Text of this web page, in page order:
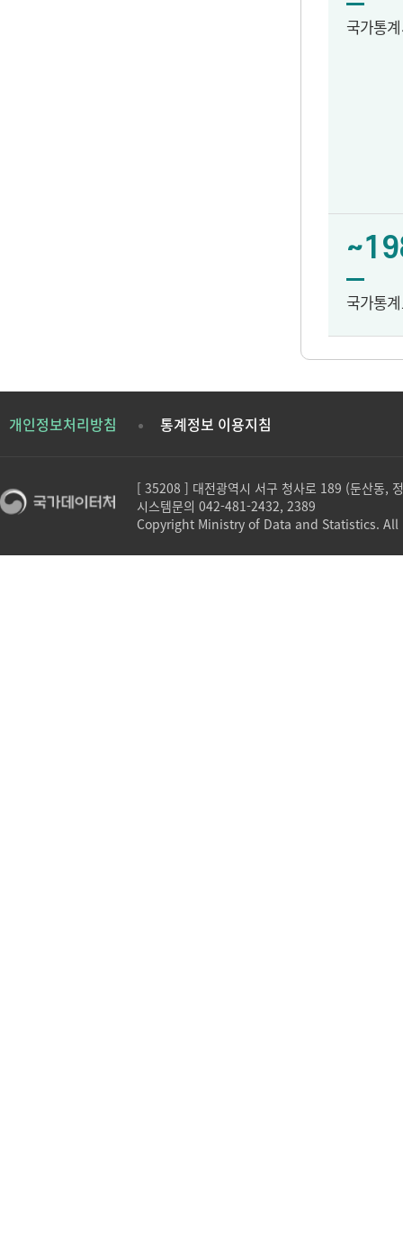
국가통
국가통
개인정보처리방침 통계정보 이용지침
[ 35208 ] 대전광역시 서구 청사로 189 (둔산동,
시스템문의 042-481-2432, 2389
Copyright Ministry of Data and Statistics.